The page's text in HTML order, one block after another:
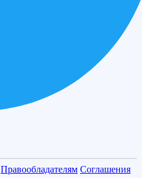
Правообладателям Соглашения